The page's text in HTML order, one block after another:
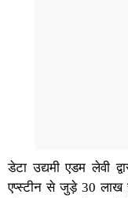
डेटा उद्यमी एडम लेवी
एप्स्टीन से जुड़े 30 लाख